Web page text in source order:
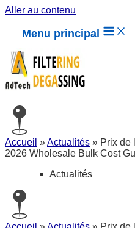
Aller au contenu
Menu principal
Accueil »Actualités » Prix de
2026 Wholesale Bulk Cost
Actualités